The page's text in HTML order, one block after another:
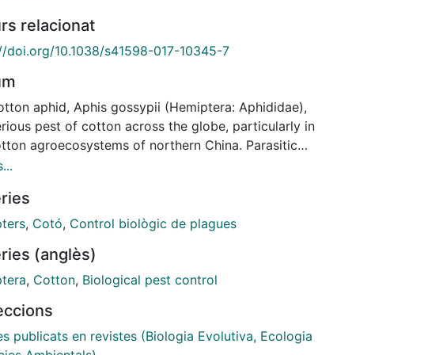
relacionat
doi.org/10.1038/s41598-017-10345-7
aphid, Aphis gossypii (Hemiptera: Aphididae),
pest of cotton across the globe, particularly in
agroecosystems of northern China. Parasitic
are deemed to be important natural enemies of A.
richness and seasonal dynamics in northern
In this study, we combine sampling over a broad
of three cropping seasons to describe parasitoid-
communities in cotton crops. We
associated with A. gossypii. Over 90% of
parasitoids were Binodoxys communis.
, Cotó, Control biològic de plagues
(anglès)
, Cotton, Biological pest control
publicats en revistes (Biologia Evolutiva, Ecologia